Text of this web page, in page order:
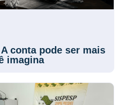
conta pode ser mais
imagina